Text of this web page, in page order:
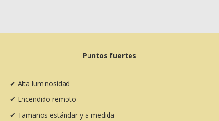
Puntos fuertes
✔ Alta luminosidad
✔ Encendido remoto
✔ Tamaños estándar y a medida